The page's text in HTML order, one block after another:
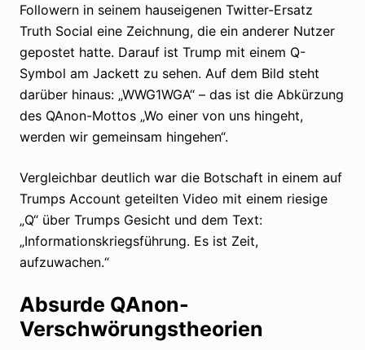
Followern in seinem hauseigenen Twitter-Ersatz
Truth Social eine Zeichnung, die ein anderer Nutzer
gepostet hatte. Darauf ist Trump mit einem Q-
Symbol am Jackett zu sehen. Auf dem Bild steht
darüber hinaus: „WWG1WGA“ – das ist die Abkürzung
des QAnon-Mottos „Wo einer von uns hingeht,
werden wir gemeinsam hingehen“.
Vergleichbar deutlich war die Botschaft in einem auf
Trumps Account geteilten Video mit einem riesige
„Q“ über Trumps Gesicht und dem Text:
„Informationskriegsführung. Es ist Zeit,
aufzuwachen.“
Absurde QAnon-
Verschwörungstheorien